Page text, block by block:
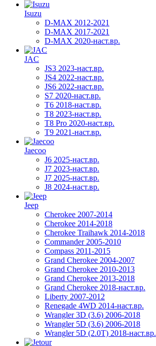
Isuzu
D-MAX 2012-2021
D-MAX 2017-2021
D-MAX 2020-наст.вр.
JAC
JS3 2023-наст.вр.
JS4 2022-наст.вр.
JS6 2022-наст.вр.
S7 2020-наст.вр.
T6 2018-наст.вр.
T8 2023-наст.вр.
T8 Pro 2020-наст.вр.
T9 2021-наст.вр.
Jaecoo
J6 2025-наст.вр.
J7 2023-наст.вр.
J7 2025-наст.вр.
J8 2024-наст.вр.
Jeep
Cherokee 2007-2014
Cherokee 2014-2018
Cherokee Traihawk 2014-2018
Commander 2005-2010
Compass 2011-2015
Grand Cherokee 2004-2007
Grand Cherokee 2010-2013
Grand Cherokee 2013-2018
Grand Cherokee 2018-наст.вр.
Liberty 2007-2012
Renegade 4WD 2014-наст.вр.
Wrangler 3D (3.6) 2006-2018
Wrangler 5D (3.6) 2006-2018
Wrangler 5D (2.0T) 2018-наст.вр.